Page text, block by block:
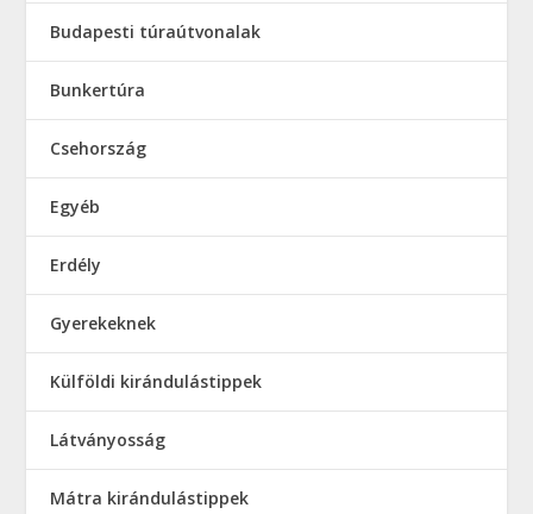
Budapesti túraútvonalak
Bunkertúra
Csehország
Egyéb
Erdély
Gyerekeknek
Külföldi kirándulástippek
Látványosság
Mátra kirándulástippek